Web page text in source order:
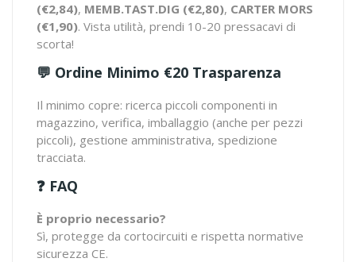
(€2,84), MEMB.TAST.DIG (€2,80), CARTER MORS
(€1,90). Vista utilità, prendi 10-20 pressacavi di
scorta!
💬 Ordine Minimo €20 Trasparenza
Il minimo copre: ricerca piccoli componenti in
magazzino, verifica, imballaggio (anche per pezzi
piccoli), gestione amministrativa, spedizione
tracciata.
❓ FAQ
È proprio necessario?
Sì, protegge da cortocircuiti e rispetta normative
sicurezza CE.